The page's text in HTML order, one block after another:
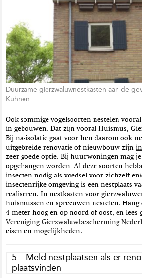
Duurzame gierzwaluwnestkasten aan de
Kuhnen
Ook sommige vogelsoorten nestelen
in gebouwen. Dat zijn vooral Huismus,
Bij na-isolatie gaat voor hen daarom ook
uitgebreide renovatie of nieuwbouw zijn
zeer goede optie. Bij huurwoningen mag
opgehangen worden. Al deze soorten
insecten nodig als voedsel voor zichzelf
insectenrijke omgeving is een nestplaats
realiseren. In nestkasten voor
huismussen en spreeuwen nestelen.
4 meter hoog en op noord of oost, en lees
Vereniging Gierzwaluwbescherming
eisen en mogelijkheden.
5 – Meld nestplaatsen als er
plaatsvinden